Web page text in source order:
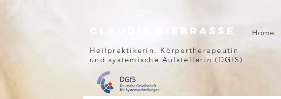
Siebrasse Home
Heilpraktikerin, Körpertherapeutin
und systemische Aufstellerin (DGfS)